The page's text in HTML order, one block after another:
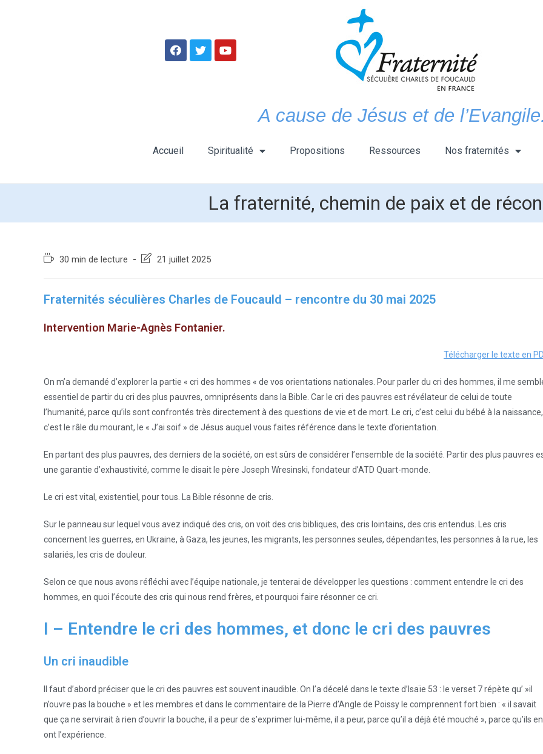
A cause de Jésus et de
Accueil Spiritualité Propositions Ressources Nos fraternités
La fraternité, chemin de paix et de
30 min de lecture 21 juillet 2025
Fraternités séculières Charles de Foucauld – rencontre du 30 mai 2025
Intervention Marie-Agnès Fontanier.
Télécharger le texte en
On m’a demandé d’explorer la partie « cri des hommes « de vos orientations nationales. Pour parler du cri des hommes, il me
essentiel de partir du cri des plus pauvres, omniprésents dans la Bible. Car le cri des pauvres est révélateur de celui de toute
l’humanité, parce qu’ils sont confrontés très directement à des questions de vie et de mort. Le cri, c’est celui du bébé à la naissance,
c’est le râle du mourant, le « J’ai soif » de Jésus auquel vous faites référence dans le texte d’orientation.
En partant des plus pauvres, des derniers de la société, on est sûrs de considérer l’ensemble de la société. Partir des plus pauvres
une garantie d’exhaustivité, comme le disait le père Joseph Wresinski, fondateur d’ATD Quart-monde.
Le cri est vital, existentiel, pour tous. La Bible résonne de cris.
Sur le panneau sur lequel vous avez indiqué des cris, on voit des cris bibliques, des cris lointains, des cris entendus. Les cris
concernent les guerres, en Ukraine, à Gaza, les jeunes, les migrants, les personnes seules, dépendantes, les personnes à la rue, les
salariés, les cris de douleur.
Selon ce que nous avons réfléchi avec l’équipe nationale, je tenterai de développer les questions : comment entendre le cri des
hommes, en quoi l’écoute des cris qui nous rend frères, et pourquoi faire résonner ce cri.
I – Entendre le cri des hommes, et donc le cri des pauvres
Un cri inaudible
Il faut d’abord préciser que le cri des pauvres est souvent inaudible. On l’a décelé dans le texte d’Isaïe 53 : le verset 7 répète qu’ »il
n’ouvre pas la bouche » et les membres et dans le commentaire de la Pierre d’Angle de Poissy le comprennent fort bien : « il savait
que ça ne servirait à rien d’ouvrir la bouche, il a peur de s’exprimer lui-même, il a peur, parce qu’il a déjà été mouché », parce qu’ils en
ont l’expérience.